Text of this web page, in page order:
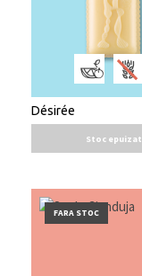
Désirée
Stoc epuizat
FARA STOC